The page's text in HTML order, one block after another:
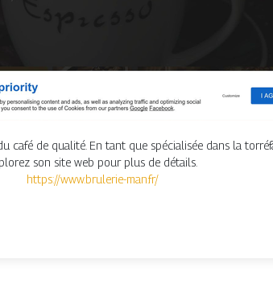
café de qualité. En tant que spécialisée dans la
son site web pour plus de détails.
https://www.brulerie-man.fr/